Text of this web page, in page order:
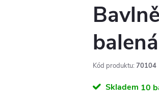
Kód produktu: 70104
Skladem 10